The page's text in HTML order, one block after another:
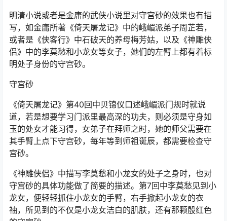
明清小说或者是金庸的武侠小说里对守宫砂的效果也有描
写，如金庸所著《倚天屠龙记》中的峨嵋派弟子周芷若，
或者是《侠客行》中石破天的养母梅芳姑，以及《神雕侠
侣》中的李莫愁和小龙女等女子，她们的左臂上都有着标
明处子身份的守宫砂。
守宫砂
《倚天屠龙记》第40回中贝锦仪口述峨嵋派门规时就说
道，若是想要学习门派里最高深的功夫，则必须是守身如
玉的处女才能习得，女弟子在拜师之时，她的师父需要在
其手臂上点下守宫砂，每年等到师祖诞辰，都需要检查守
宫砂。
《神雕侠侣》中描写李莫愁和小龙女的处子之身时，也对
守宫砂的具体功能做了简要的描述。第7回中李莫愁见到小
龙女，便轻轻抓住小龙女的手臂，右手掀起小龙女的衣
袖，所见到的不仅是小龙女洁白的肌肤，还有那颗殷红色